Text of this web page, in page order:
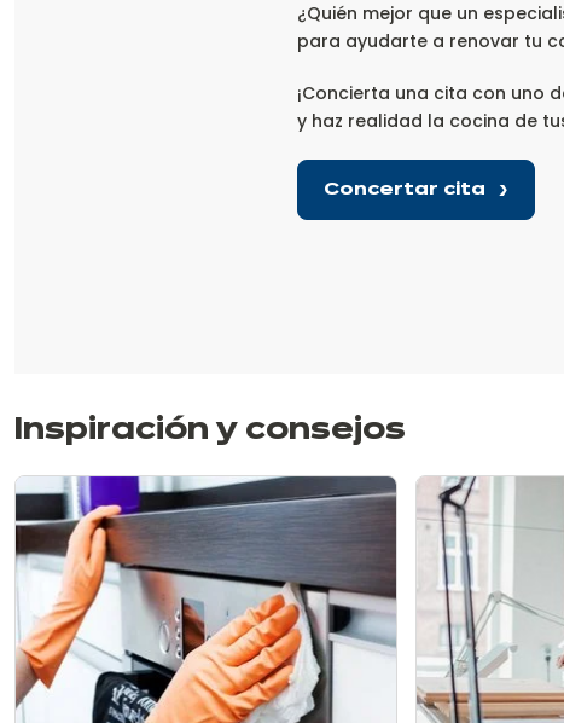
¿Quién mejor que un
para ayudarte a renovar tu
¡Concierta una cita con uno
y haz realidad la cocina de
Concertar cita
Inspiración y consejos